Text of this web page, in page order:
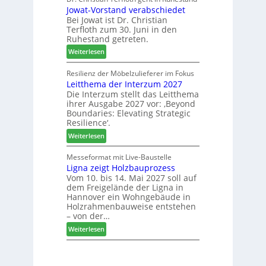
u
k
t
s
u
c
e
a
c
h
b
e
s
s
e
r
u
n
g
e
n
r
s
a
m
m
l
u
n
g
:
N
e
u
e
r
V
o
r
t
a
n
Jowat-Vorstand verabschiedet
Bei Jowat ist Dr. Christian
Terfloth zum 30. Juni in den
Ruhestand getreten.
Weiterlesen:
J
o
w
a
t
-
V
o
r
s
t
a
n
d
v
e
r
a
Resilienz der Möbelzulieferer im Fokus
Leitthema der Interzum 2027
Die Interzum stellt das Leitthema
ihrer Ausgabe 2027 vor: ‚Beyond
Boundaries: Elevating Strategic
Resilience‘.
Weiterlesen:
L
e
i
t
t
h
e
m
a
d
Messeformat mit Live-Baustelle
Ligna zeigt Holzbauprozess
Vom 10. bis 14. Mai 2027 soll auf
dem Freigelände der Ligna in
Hannover ein Wohngebäude in
Holzrahmenbauweise entstehen
– von der…
Weiterlesen:
L